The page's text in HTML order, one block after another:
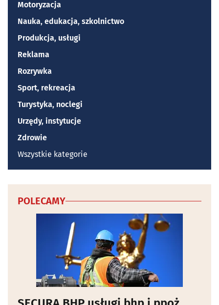
Motoryzacja
Nauka, edukacja, szkolnictwo
Produkcja, usługi
Reklama
Rozrywka
Sport, rekreacja
Turystyka, noclegi
Urzędy, instytucje
Zdrowie
Wszystkie kategorie
POLECAMY